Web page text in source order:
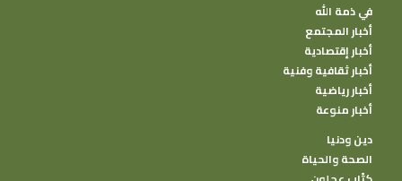
في ذمة الله
أخبار المجتمع
أخبار إقتصادية
أخبار ثقافية وفنية
أخبار رياضية
أخبار منوعة
دين ودنيا
الصحة والحياة